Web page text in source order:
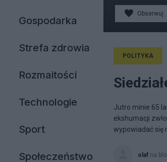
Gospodarka
Strefa zdrowia
Rozmaitości
Technologie
Sport
Społeczeństwo
Obserwuj
POLITYKA
Jutro minie 65
ekshumacji
wypowiadać się
olaf na